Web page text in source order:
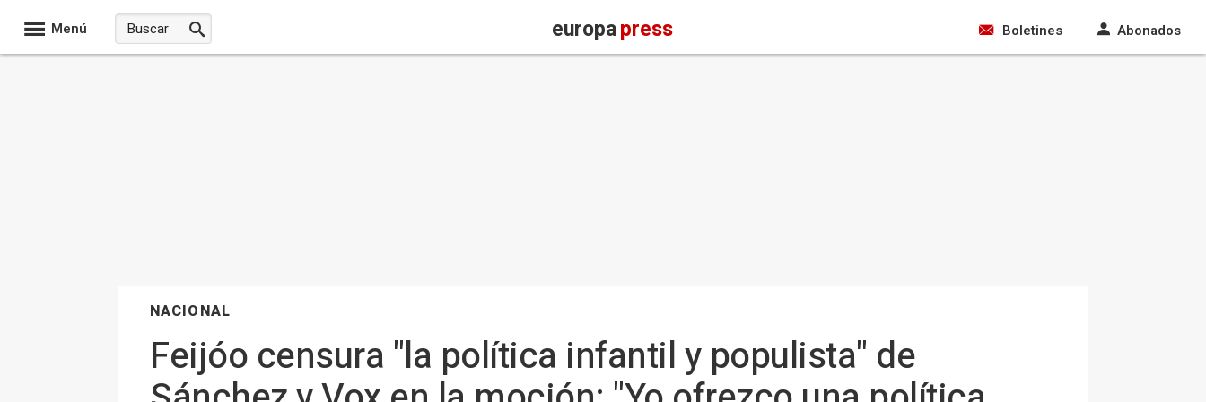
Menú europapress Boletines Abonados
NACIONAL
Feijóo censura "la política infantil y populista" de